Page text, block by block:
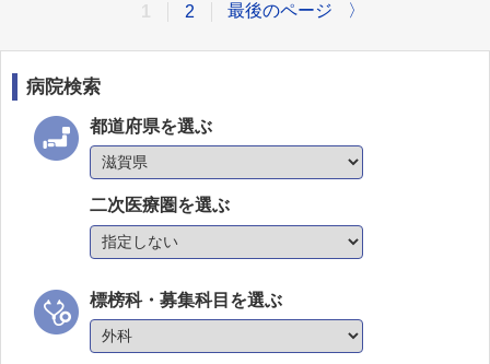
2 最後のページ 〉
病院検索
都道府県を選ぶ
二次医療圏を選ぶ
標榜科・募集科目を選ぶ